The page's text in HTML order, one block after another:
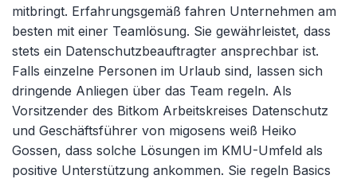
mitbringt. Erfahrungsgemäß fahren Unternehmen am
besten mit einer Teamlösung. Sie gewährleistet, dass
stets ein Datenschutzbeauftragter ansprechbar ist.
Falls einzelne Personen im Urlaub sind, lassen sich
dringende Anliegen über das Team regeln. Als
Vorsitzender des Bitkom Arbeitskreises Datenschutz
und Geschäftsführer von migosens weiß Heiko
Gossen, dass solche Lösungen im KMU-Umfeld als
positive Unterstützung ankommen. Sie regeln Basics